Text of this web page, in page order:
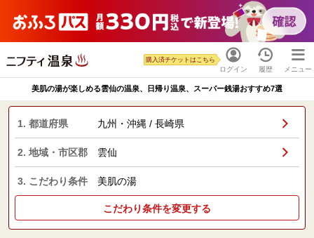
ログイン
購入済チケットはこちら
履歴 メニュー
美肌の湯が楽しめる雲仙の温泉、日帰り温泉、スーパー銭湯おすすめ7選
1. 都道府県 九州・沖縄 / 長崎県
2. 地域・市区郡 雲仙
3. こだわり条件 美肌の湯
こだわり条件を変更する